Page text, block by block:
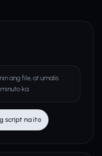
ang file, at umalis
ka.
script na ito